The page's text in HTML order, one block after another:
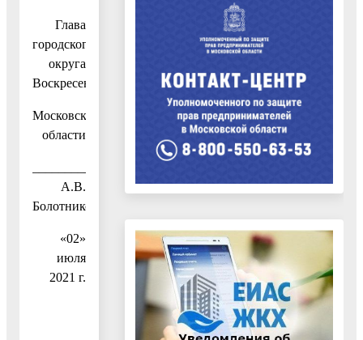
Глава
городского
округа
Воскресенск
Московской
области
А.В.
Болотников
«02»
июля
2021 г.